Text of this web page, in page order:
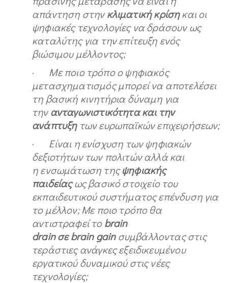
απάντηση στηνκλιματική κρίσηκαι οι
ψηφιακές τεχνολογίες να δράσουν ως
καταλύτης για την επίτευξη ενός
βιώσιμου μέλλοντος;
· Με ποιο τρόπο ο ψηφιακός
μετασχηματισμός μπορεί να αποτελέσει
τη βασική κινητήρια δύναμη για
τηνανταγωνιστικότητα και την
ανάπτυξητων ευρωπαϊκών επιχειρήσεων;
· Είναι η ενίσχυση των ψηφιακών
δεξιοτήτων των πολιτών αλλά και
η ενσωμάτωση τηςψηφιακής
παιδείαςως βασικό στοιχείο του
εκπαιδευτικού συστήματος επένδυση για
το μέλλον; Με ποιο τρόπο θα
αντιστραφεί τοbrain
drainσεbrain gainσυμβάλλοντας στις
τεράστιες ανάγκες εξειδικευμένου
εργατικού δυναμικού στις νέες
τεχνολογίες;